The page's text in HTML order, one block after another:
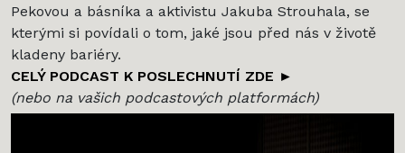
Pekovou a básníka a aktivistu Jakuba Strouhala, se
kterými si povídali o tom, jaké jsou před nás v životě
kladeny bariéry.
CELÝ PODCAST K POSLECHNUTÍ ZDE ►
(nebo na vašich podcastových platformách)